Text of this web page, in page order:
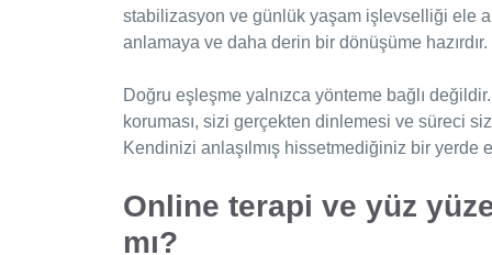
stabilizasyon ve günlük yaşam işlevselliği ele
anlamaya ve daha derin bir dönüşüme hazırdır.
Doğru eşleşme yalnızca yönteme bağlı değildir.
koruması, sizi gerçekten dinlemesi ve süreci
Kendinizi anlaşılmış hissetmediğiniz bir
Online terapi ve yüz
mı?